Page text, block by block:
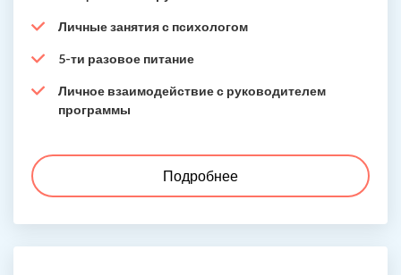
Личные занятия с психологом
5-ти разовое питание
Личное взаимодействие с руководителем
программы
Подробнее